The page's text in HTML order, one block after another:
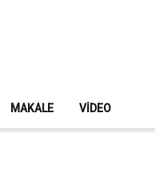
MAKALE VIDEO